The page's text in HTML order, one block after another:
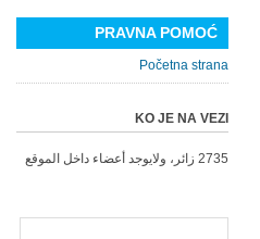
PRAVNA POMOĆ
Početna strana
KO JE NA VEZI
2735 زائر، ولايوجد أعضاء داخل الموقع